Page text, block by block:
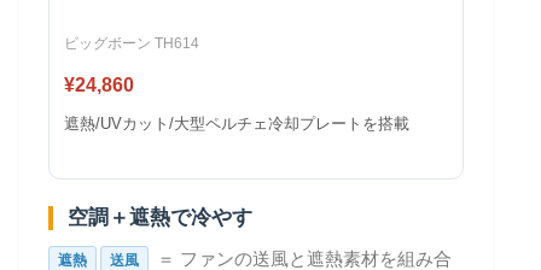
ビッグボーン TH614
¥24,860
遮熱/UVカット/大型ペルチェ冷却プレートを搭載
空調＋遮熱で冷やす
遮熱 送風
＝ ファンの送風と遮熱素材を組み合